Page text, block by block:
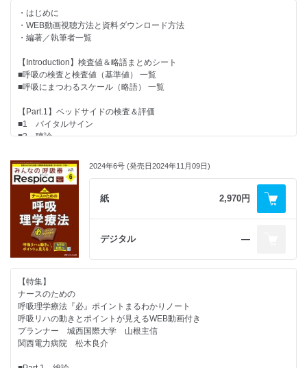
公立陶生病院 内藤恵仁ほか
【連載＆お知らせ】
夜の呼吸と眼球の動きにご注意を！
公益財団法人田附興風会 医学研究所北野病院 福井基成
●資料ダウンロード方法
気になる動向をのぞき見！ 先取り！
呼吸に関わる看護師特定行為 リアルなレポート
総論：呼吸に関わる特定看護師の今とこれから
第52回日本集中治療医学会学術集会
・Information
・次号予告
・本誌掲載広告目次：
ソルベンタム合同会社
フクダ電子株式会社
チェスト株式会社
●10 〈環境〉
整形疾患を含む制限された状態での呼吸嚥下を含めたポジショニング設定
おかたに病院 酒井直樹、馬場幸平
誤嚥窒息時の対処方法と用具
みえ呼吸嚥下リハビリクリニック 鈴木典子
成人とくらべて学ぼう
違いがわかる 小児の呼吸器疾患と呼吸管理
■総論
成人とくらべて学ぼう 呼吸管理を行ううえで押さえるべき小児の特徴
宮城県立こども病院 小泉 沢
■各論１
成人とくらべて学ぼう 小児の気管挿管管理
あいち小児保健医療総合センター 長谷川達也
■各論２
筑波大学 榎本有希
■各論３
成人とくらべて学ぼう 小児の閉塞性呼吸障害
社会福祉法人聖隷福祉事業団 総合病院聖隷三方原病院 南野初香
■各論４
ちょっと背伸びしてみよう 先天性心疾患を持つ小児の呼吸管理
■各論５
ーシスになりやすいのはなぜ？
Q10 気管支喘息患者と比べてCOPD患者のpHはあまり下がらないのは
なぜ？
Q11 間質性肺炎（IP）で低酸素血症を呈するのはなぜ？CO2が貯留する
ケースがあるのはなぜ？
コラム：ちょこっと気になるQ
Q13 なぜ気管支喘息の診断には数値指標がないの？
■Part.3 いま読みたい！ 呼吸の検査＆ケアにまつわるギモン
Q14 6分間歩行試験（6MWT）は、なぜ6分なの？
Q15 検査時の体位の違いで、胸部X線所見において注意すべきポイント
が変わるのはなぜ？
〈呼吸ケア・リハ〉
Q16 なぜ、体位変換が呼吸に影響を及ぼすの？
Q17 なぜ口すぼめ呼吸を指導するの？
Q18 硬くなった肺は、呼吸や運動で軟らかくなるの?
〈アセスメント〉
Q19 痰への対応やアセスメントを教えて
Q20 なぜ市中肺炎を疑った際、血液培養の結果を待たずに抗菌薬を投与
するの？
■Part.4 いま読みたい！ 人工呼吸管理にまつわるギモン
Q21 人工呼吸器に関する略語をまとめて知りたい！
〈人工呼吸管理／モード〉
・はじめに
・WEB動画視聴方法と資料ダウンロード方法
・編著／執筆者一覧
【Introduction】検査値＆略語まとめシート
■呼吸の検査と検査値（基準値） 一覧
■呼吸にまつわるスケール（略語） 一覧
【Part.1】ベッドサイドの検査＆評価
■1 バイタルサイン
■2 聴診
パルスオキシメーターを使いこなす
■4 PETCO2（カプノメーター）
■5 血液ガス分析
■6-1 呼吸困難の評価（総論）
■6-2 呼吸困難の評価（各評価表の紹介）
■7 鎮痛・鎮静・せん妄の評価
■8 ADLの評価
■9 有害事象の評価
【Part.2】生理機能検査
■10 肺機能検査（スパイロメトリー）
■11-1 スパイロ以外の検査（残気量／肺拡散能力）
■11-2 スパイロ以外の検査：FeNO（拡散能／残気量／オシロメトリ
ー）
■12 筋力評価（四肢筋・呼吸筋）、咳嗽評価
■13 6分間歩行試験（6MWT）と漸増シャトルウォーキングテスト
2024年6号 (発売日2024年11月09日)
紙 2,970円
デジタル ―
【特集】
ナースのための
呼吸理学療法『必』ポイントまるわかりノート
呼吸リハの動きとポイントが見えるWEB動画付き
プランナー 城西国際大学 山根主信
関西電力病院 松木良介